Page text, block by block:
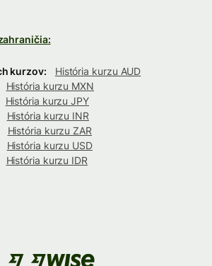
kurzov:
História kurzu AUD
História kurzu MXN
História kurzu JPY
História kurzu INR
História kurzu ZAR
História kurzu USD
História kurzu IDR